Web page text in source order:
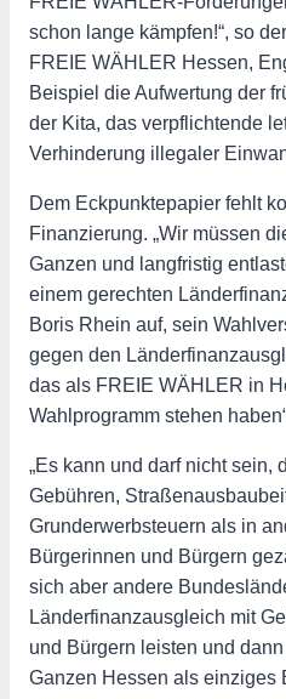
schon lange kämpfen!“, so
FREIE WÄHLER Hessen,
Beispiel die Aufwertung der
der Kita, das verpflichtende
Verhinderung illegaler
Dem Eckpunktepapier fehlt
Finanzierung. „Wir müssen
Ganzen und langfristig
einem gerechten
Boris Rhein auf, sein
gegen den
das als FREIE WÄHLER in
Wahlprogramm stehen
„Es kann und darf nicht sein,
Gebühren,
Grunderwerbsteuern als in
Bürgerinnen und Bürgern
sich aber andere
Länderfinanzausgleich mit
und Bürgern leisten und
Ganzen Hessen als einziges